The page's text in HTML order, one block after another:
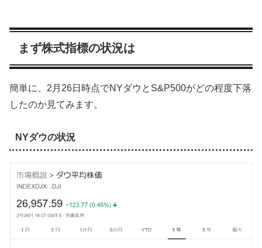
まず株式指標の状況は
簡単に、2月26日時点でNYダウとS&P500がどの程度下落
したのか見てみます。
NYダウの状況